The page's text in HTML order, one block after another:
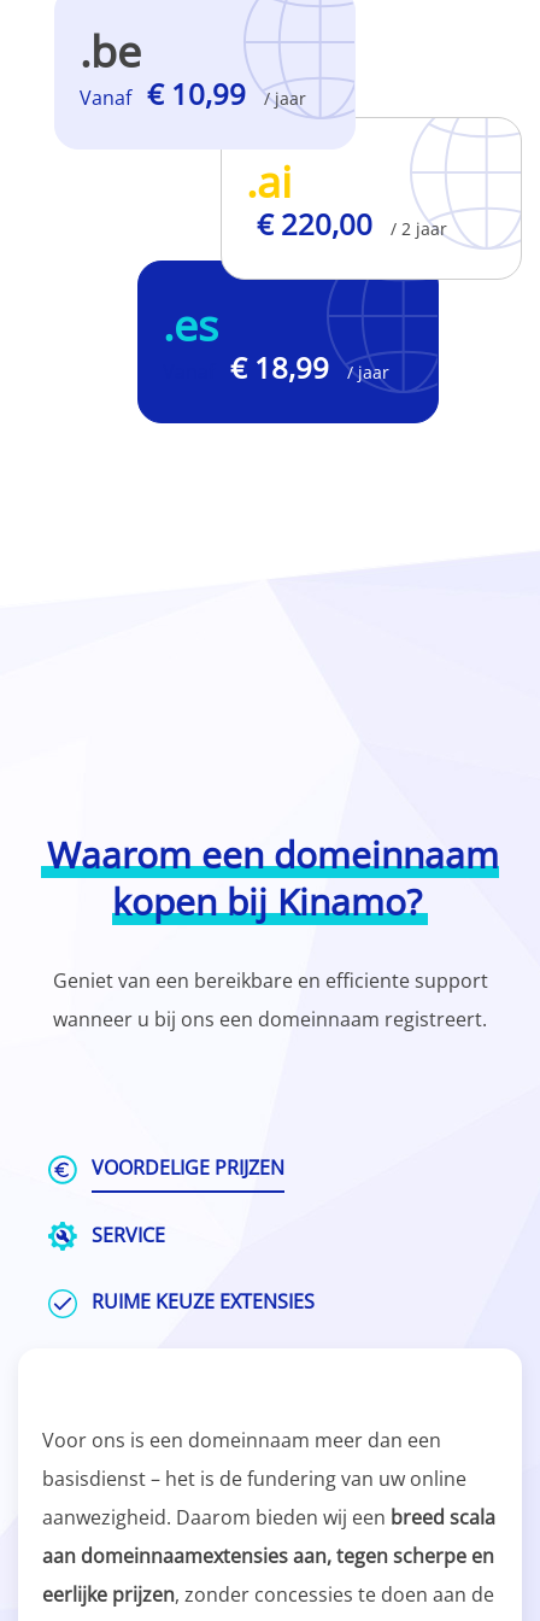
.be
Vanaf € 10,99 / jaar
.ai
€ 220,00 / 2 jaar
.es
€ 18,99 / jaar
Waarom een domeinnaam
kopen bij Kinamo?
Geniet van een bereikbare en efficiente support
wanneer u bij ons een domeinnaam registreert.
VOORDELIGE PRIJZEN
SERVICE
RUIME KEUZE EXTENSIES
Voor ons is een domeinnaam meer dan een
basisdienst – het is de fundering van uw online
aanwezigheid. Daarom bieden wij een breed scala
aan domeinnaamextensies aan, tegen scherpe en
eerlijke prijzen, zonder concessies te doen aan de